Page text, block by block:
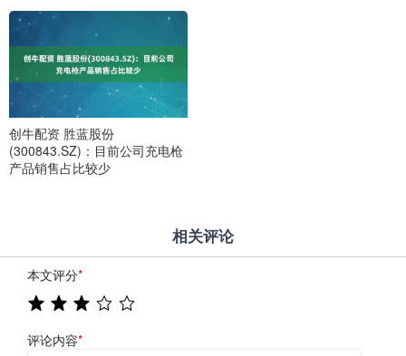
创牛配资 胜蓝股份
(300843.SZ)：目前公司充电枪
产品销售占比较少
相关评论
本文评分*
评论内容*